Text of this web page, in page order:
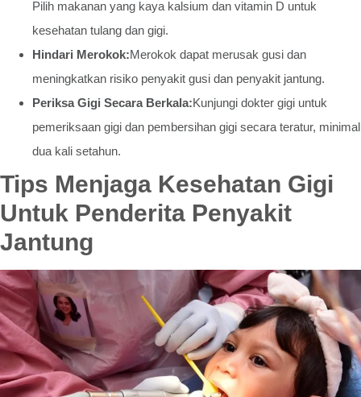
Pilih makanan yang kaya kalsium dan vitamin D untuk
kesehatan tulang dan gigi.
Hindari Merokok:Merokok dapat merusak gusi dan
meningkatkan risiko penyakit gusi dan penyakit jantung.
Periksa Gigi Secara Berkala:Kunjungi dokter gigi untuk
pemeriksaan gigi dan pembersihan gigi secara teratur, minimal
dua kali setahun.
Tips Menjaga Kesehatan Gigi
Untuk Penderita Penyakit
Jantung